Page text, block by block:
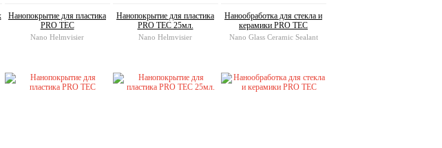
Нанопокрытие для пластика
PRO TEC
Nano Helmvisier
Нанопокрытие для пластика
PRO TEC 25мл.
Nano Helmvisier
Нанообработка для стекла и
керамики PRO TEC
Nano Glass Ceramic Sealant